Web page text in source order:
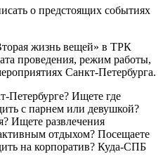
о предстоящих событиях
жизнь вещей» в ТРК
проведения, режим работы,
Санкт-Петербурга.
Петербурге? Ищете где
с парнем или девушкой?
Ищете развлечения
отдыхом? Посещаете
на корпоратив? Куда-СПБ